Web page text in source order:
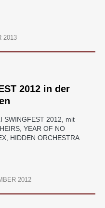
2013
2012 in der
SWINGFEST 2012, mit
YEAR OF NO
HIDDEN ORCHESTRA
2012